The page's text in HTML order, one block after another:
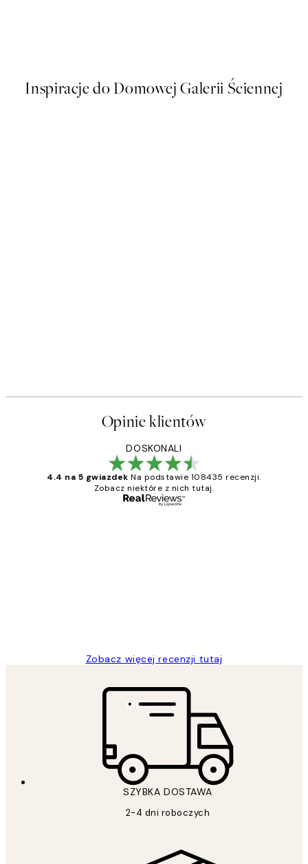
Inspiracje do Domowej Galerii Ściennej
Opinie klientów
DOSKONALI
4.4 na 5 gwiazdek Na podstawie 108435 recenzji.
Zobacz niektóre z nich tutaj.
Zobacz więcej recenzji tutaj
SZYBKA DOSTAWA
2-4 dni roboczych